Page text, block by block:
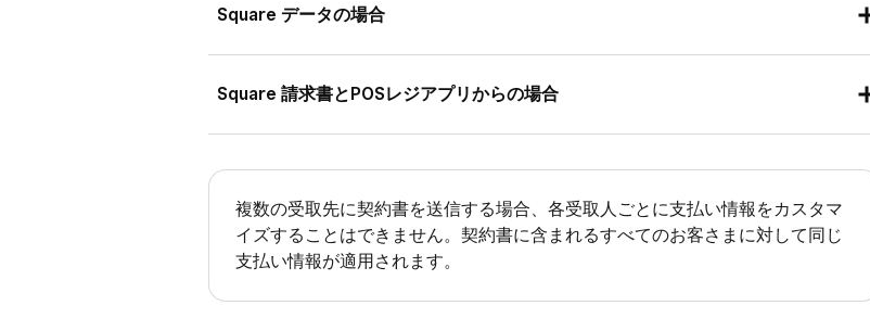
Square データの場合
Square データにログインし、[ 注文と支払い
上記の標準テンプレートから選択します。
受取先、契約名、追加メモ、支払情報（該当する場合）、Square請求書や承認
済み見積もりなどの添付ファイルなど、契約の詳細を入力します。[
Square 請求書とPOSレジアプリからの場合
Square 請求書アプリまたはSquare POSレジアプリからは、既存の契約書を請求書ま
たは見積もりに添付することでのみ契約書を追加できます契約書の作成と編集は
Square データからのみ可能です。
請求書の作成と送信方法の詳細はこちらをご覧ください。
複数の受取先に契約書を送信する場合、各受取人ごとに支払い情報をカスタマ
イズすることはできません。契約書に含まれるすべてのお客さまに対して同じ
支払い情報が適用されます。